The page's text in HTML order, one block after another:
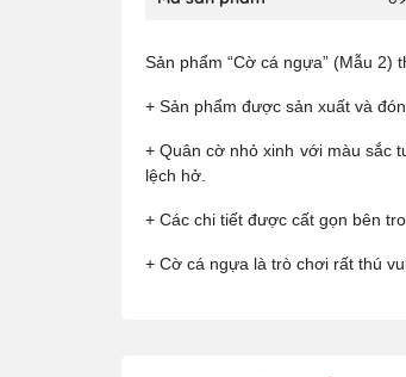
Sản phẩm “Cờ cá ngựa” (Mẫu
+ Sản phẩm được sản xuất và
+ Quân cờ nhỏ xinh với màu sắc
lệch hở.
+ Các chi tiết được cất gọn bên
+ Cờ cá ngựa là trò chơi rất thú